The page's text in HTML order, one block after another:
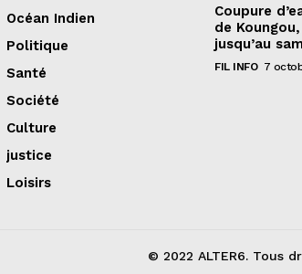
Océan Indien
Politique
Santé
Société
Culture
justice
Loisirs
Coupure
de
jusqu’au
FIL INFO 7
© 2022 ALTER6. Tous